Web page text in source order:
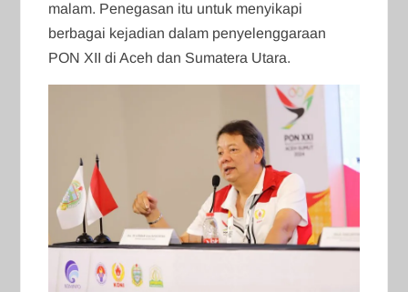
malam. Penegasan itu untuk menyikapi
berbagai kejadian dalam penyelenggaraan
PON XII di Aceh dan Sumatera Utara.